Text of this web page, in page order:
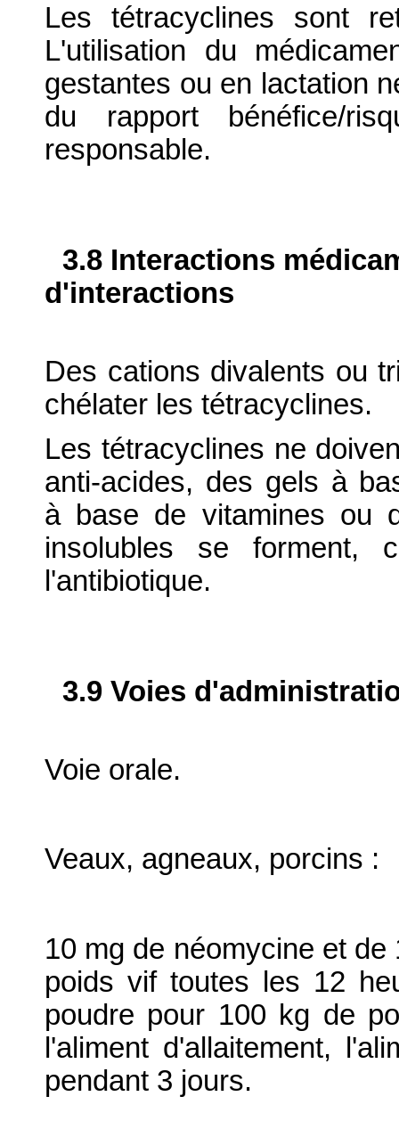
Les tétracyclines sont
L'utilisation du
gestantes ou en lactation
du rapport bénéfice/
responsable.
3.8 Interactions
d'interactions
Des cations divalents ou
chélater les tétracyclines.
Les tétracyclines ne
anti-acides, des gels à
à base de vitamines ou
insolubles se forment,
l'antibiotique.
3.9 Voies
Voie orale.
Veaux, agneaux, porcins :
10 mg de néomycine et
poids vif toutes les 12
poudre pour 100 kg de
l'aliment d'allaitement,
pendant 3 jours.